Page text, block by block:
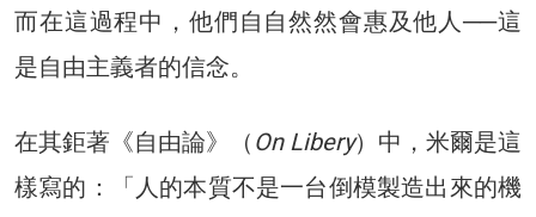
而在這過程中，他們自自然然會惠及他人──這
是自由主義者的信念。
在其鉅著《自由論》（ On Libery）中，米爾是這
樣寫的：「人的本質不是一台倒模製造出來的機